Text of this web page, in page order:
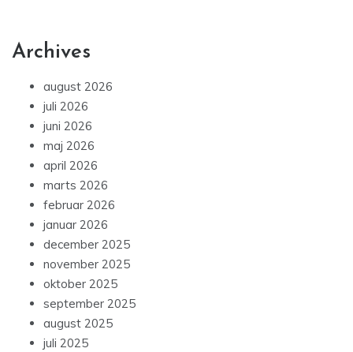
Archives
august 2026
juli 2026
juni 2026
maj 2026
april 2026
marts 2026
februar 2026
januar 2026
december 2025
november 2025
oktober 2025
september 2025
august 2025
juli 2025